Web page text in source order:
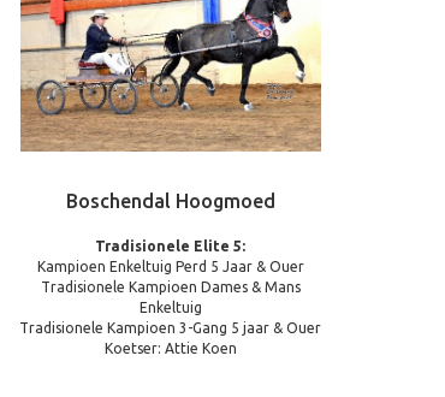
Boschendal Hoogmoed
Tradisionele Elite 5:
Kampioen Enkeltuig Perd 5 Jaar & Ouer
Tradisionele Kampioen Dames & Mans
Enkeltuig
Tradisionele Kampioen 3-Gang 5 jaar & Ouer
Koetser: Attie Koen